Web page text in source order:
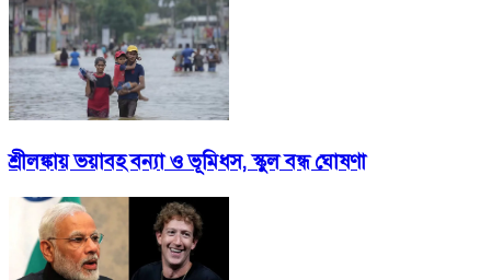
শ্রীলঙ্কায় ভয়াবহ বন্যা ও ভূমিধস, স্কুল বন্ধ ঘোষণা